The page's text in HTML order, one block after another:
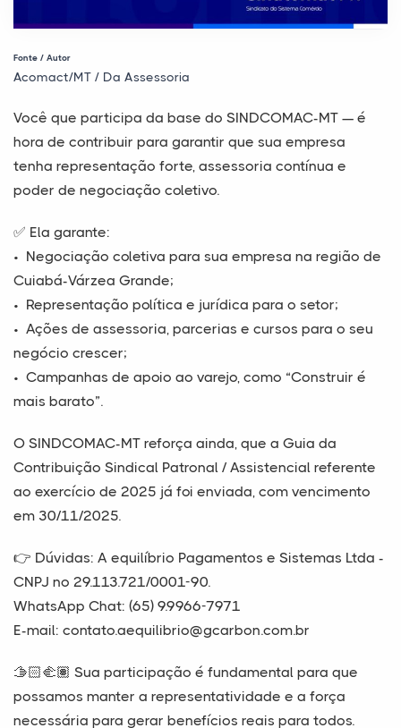
Fonte / Autor
Acomact/MT / Da Assessoria
Você que participa da base do SINDCOMAC-MT — é
hora de contribuir para garantir que sua empresa
tenha representação forte, assessoria contínua e
poder de negociação coletivo.
✅ Ela garante:
•⁠ ⁠Negociação coletiva para sua empresa na região de
Cuiabá-Várzea Grande;
•⁠ ⁠Representação política e jurídica para o setor;
•⁠ ⁠Ações de assessoria, parcerias e cursos para o seu
negócio crescer;
•⁠ ⁠Campanhas de apoio ao varejo, como “Construir é
mais barato”.
O SINDCOMAC-MT reforça ainda, que a Guia da
Contribuição Sindical Patronal / Assistencial referente
ao exercício de 2025 já foi enviada, com vencimento
em 30/11/2025.
👉 Dúvidas: A equilíbrio Pagamentos e Sistemas Ltda -
CNPJ nº 29.113.721/0001-90.
WhatsApp Chat: (65) 9.9966-7971
E-mail: contato.aequilibrio@gcarbon.com.br
🫱🏻‍🫲🏽 Sua participação é fundamental para que
possamos manter a representatividade e a força
necessária para gerar benefícios reais para todos.